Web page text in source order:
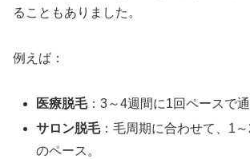
ることもありました。
例えば：
医療脱毛：3～4週間に1回ペースで通
サロン脱毛：毛周期に合わせて、1
のペース。